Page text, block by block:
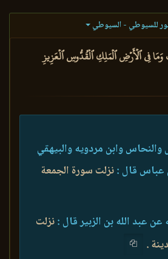
للسيوطي - السيوطي
فِي ٱلۡأَرۡضِ ٱلۡمَلِكِ ٱلۡقُدُّوسِ ٱلۡعَزِيزِ
وابن مردويه والبيهقي
عباس قال :نزلت سورة الجمعة
عبد الله بن الزبير قال :نزلت
.